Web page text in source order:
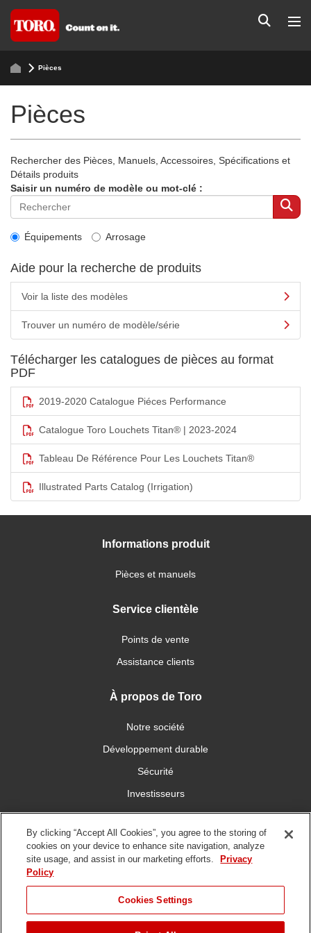
Pièces
Pièces
Rechercher des Pièces, Manuels, Accessoires, Spécifications et
Détails produits
Saisir un numéro de modèle ou mot-clé :
Équipements Arrosage
Aide pour la recherche de produits
Voir la liste des modèles
Trouver un numéro de modèle/série
Télécharger les catalogues de pièces au format
PDF
2019-2020 Catalogue Piéces Performance
Catalogue Toro Louchets Titan® | 2023-2024
Tableau De Référence Pour Les Louchets Titan®
Illustrated Parts Catalog (Irrigation)
Informations produit
Pièces et manuels
Service clientèle
Points de vente
Assistance clients
À propos de Toro
Notre société
Développement durable
Sécurité
Investisseurs
Carrières
Connectez-vous avec nous
By clicking “Accept All Cookies”, you agree to the storing of
cookies on your device to enhance site navigation, analyze
site usage, and assist in our marketing efforts.
Privacy
Policy
Cookies Settings